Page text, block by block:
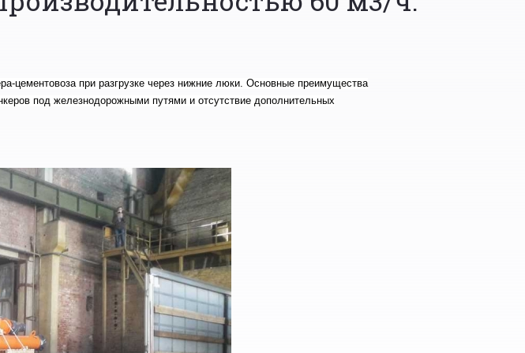
цементовоза при разгрузке через нижние люки. Основные преимущества
под железнодорожными путями и отсутствие дополнительных